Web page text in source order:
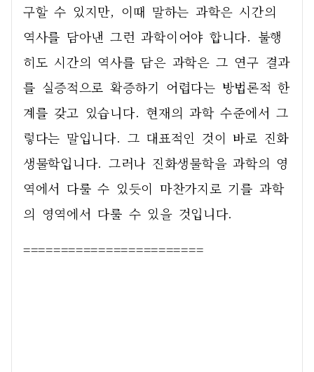
구할 수 있지만, 이때 말하는 과학은 시간의
역사를 담아낸 그런 과학이어야 합니다. 불행
히도 시간의 역사를 담은 과학은 그 연구 결과
를 실증적으로 확증하기 어렵다는 방법론적 한
계를 갖고 있습니다. 현재의 과학 수준에서 그
렇다는 말입니다. 그 대표적인 것이 바로 진화
생물학입니다. 그러나 진화생물학을 과학의 영
역에서 다룰 수 있듯이 마찬가지로 기를 과학
의 영역에서 다룰 수 있을 것입니다.
========================